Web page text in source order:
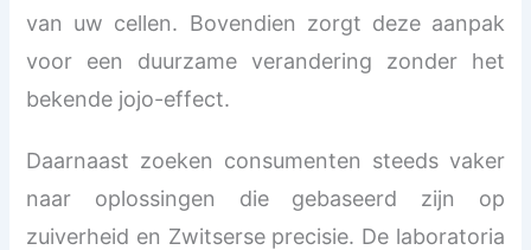
van uw cellen. Bovendien zorgt deze aanpak
voor een duurzame verandering zonder het
bekende jojo-effect.
Daarnaast zoeken consumenten steeds vaker
naar oplossingen die gebaseerd zijn op
zuiverheid en Zwitserse precisie. De laboratoria